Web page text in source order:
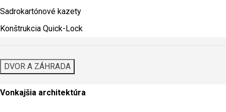
Sadrokartónové kazety
Konštrukcia Quick-Lock
DVOR A ZÁHRADA
Vonkajšia architektúra